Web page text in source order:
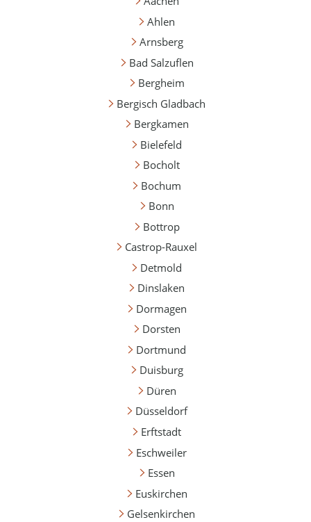
Ahlen
Arnsberg
Bad Salzuflen
Bergheim
Bergisch Gladbach
Bergkamen
Bielefeld
Bocholt
Bochum
Bonn
Bottrop
Castrop-Rauxel
Detmold
Dinslaken
Dormagen
Dorsten
Dortmund
Duisburg
Düren
Düsseldorf
Erftstadt
Eschweiler
Essen
Euskirchen
Gelsenkirchen